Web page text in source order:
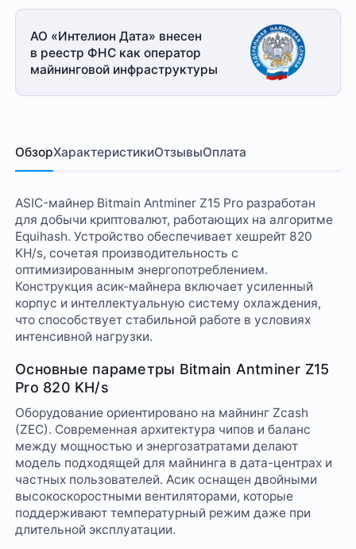
АО «Интелион Дата» внесен
в реестр ФНС как оператор
майнинговой инфраструктуры
ОбзорХарактеристикиОтзывыОплата
ASIC-майнер Bitmain Antminer Z15 Pro разработан
для добычи криптовалют, работающих на алгоритме
Equihash. Устройство обеспечивает хешрейт 820
KH/s, сочетая производительность с
оптимизированным энергопотреблением.
Конструкция асик-майнера включает усиленный
корпус и интеллектуальную систему охлаждения,
что способствует стабильной работе в условиях
интенсивной нагрузки.
Основные параметры Bitmain Antminer Z15
Pro 820 KH/s
Оборудование ориентировано на майнинг Zcash
(ZEC). Современная архитектура чипов и баланс
между мощностью и энергозатратами делают
модель подходящей для майнинга в дата-центрах и
частных пользователей. Асик оснащен двойными
высокоскоростными вентиляторами, которые
поддерживают температурный режим даже при
длительной эксплуатации.